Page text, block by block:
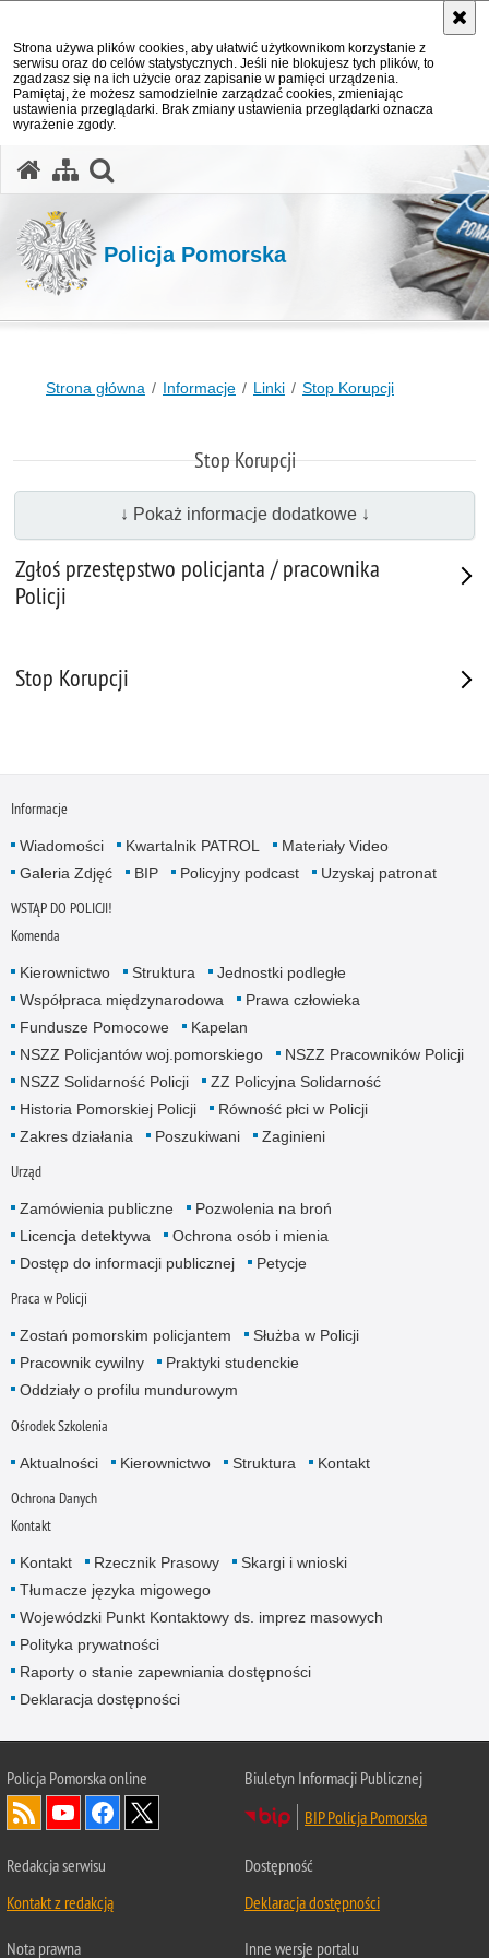
Strona używa plików cookies, aby ułatwić użytkownikom korzystanie z
serwisu oraz do celów statystycznych. Jeśli nie blokujesz tych plików, to
zgadzasz się na ich użycie oraz zapisanie w pamięci urządzenia.
Pamiętaj, że możesz samodzielnie zarządzać cookies, zmieniając
ustawienia przeglądarki. Brak zmiany ustawienia przeglądarki oznacza
wyrażenie zgody.
Policja Pomorska
Strona główna Informacje Linki Stop Korupcji
Stop Korupcji
↓ Pokaż informacje dodatkowe ↓
Zgłoś przestępstwo policjanta / pracownika
Policji
Stop Korupcji
Informacje
Wiadomości Kwartalnik PATROL
Materiały Video
Galeria Zdjęć
BIP Policyjny podcast Uzyskaj patronat
WSTĄP DO POLICJI!
Komenda
Kierownictwo Struktura
Jednostki podległe
Współpraca międzynarodowa
Prawa człowieka
Fundusze Pomocowe
Kapelan
NSZZ Policjantów woj.pomorskiego
NSZZ Pracowników Policji
NSZZ Solidarność Policji
ZZ Policyjna Solidarność
Historia Pomorskiej Policji
Równość płci w Policji
Zakres działania
Poszukiwani Zaginieni
Urząd
Zamówienia publiczne
Pozwolenia na broń
Licencja detektywa
Ochrona osób i mienia
Dostęp do informacji publicznej
Petycje
Praca w Policji
Zostań pomorskim policjantem
Służba w Policji
Pracownik cywilny
Praktyki studenckie
Oddziały o profilu mundurowym
Ośrodek Szkolenia
Aktualności Kierownictwo Struktura Kontakt
Ochrona Danych
Kontakt
Kontakt Rzecznik Prasowy
Skargi i wnioski
Tłumacze języka migowego
Wojewódzki Punkt Kontaktowy ds. imprez masowych
Polityka prywatności
Raporty o stanie zapewniania dostępności
Deklaracja dostępności
Policja Pomorska online
Biuletyn Informacji Publicznej
BIP Policja Pomorska
Redakcja serwisu
Kontakt z redakcją
Dostępność
Deklaracja dostępności
Nota prawna Inne wersje portalu